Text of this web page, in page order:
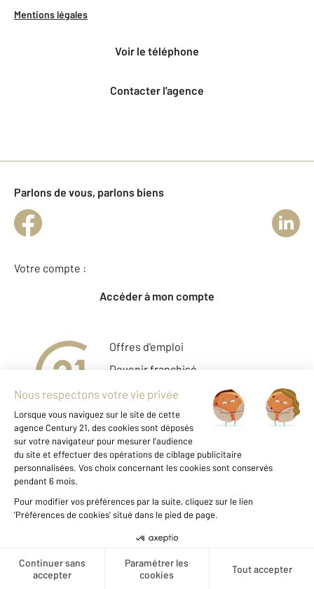
Mentions légales
voir le téléphone
Contacter l'agence
Parlons de vous, parlons biens
Votre compte :
Accéder à mon compte
Offres d'emploi
Devenir franchisé
Entreprise et commerce
Fine Homes & Estates
International
Mentions légales & CGU
Gestionnaire des cookies